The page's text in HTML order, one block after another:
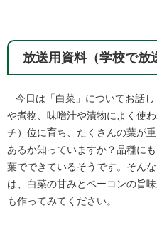
放送用資料（学校で放
今日は「白菜」についてお話
や煮物、味噌汁や漬物によく使
チ）位に育ち、たくさんの葉が
あるか知っていますか？品種に
葉でできているそうです。そん
は、白菜の甘みとベーコンの旨
も作ってみてください。​